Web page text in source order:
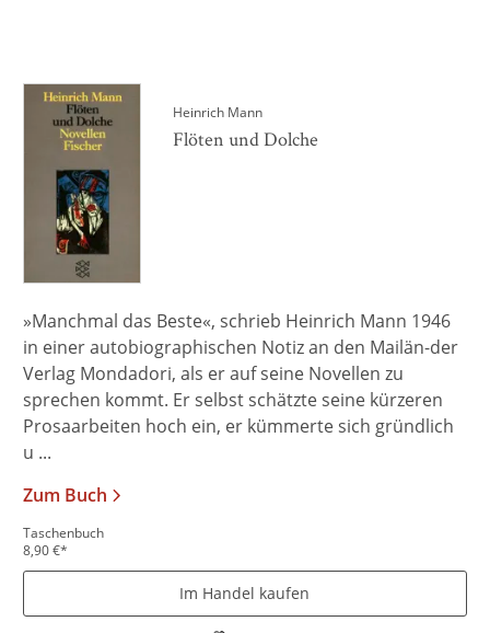
Heinrich Mann
Flöten und Dolche
»Manchmal das Beste«, schrieb Heinrich Mann 1946
in einer autobiographischen Notiz an den Mailän-der
Verlag Mondadori, als er auf seine Novellen zu
sprechen kommt. Er selbst schätzte seine kürzeren
Prosaarbeiten hoch ein, er kümmerte sich gründlich
u ...
Zum Buch
Taschenbuch
8,90€*
Im Handel kaufen